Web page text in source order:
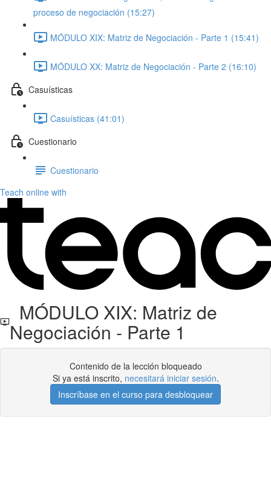
proceso de negociación (15:27)
MÓDULO XIX: Matriz de Negociación - Parte 1 (15:41)
MÓDULO XX: Matriz de Negociación - Parte 2 (16:10)
Casuísticas
Casuísticas (41:01)
Cuestionario
Cuestionario
Teach online with
MÓDULO XIX: Matriz de
Negociación - Parte 1
Contenido de la lección bloqueado
Si ya está inscrito, necesitará iniciar sesión.
Inscríbase en el curso para desbloquear